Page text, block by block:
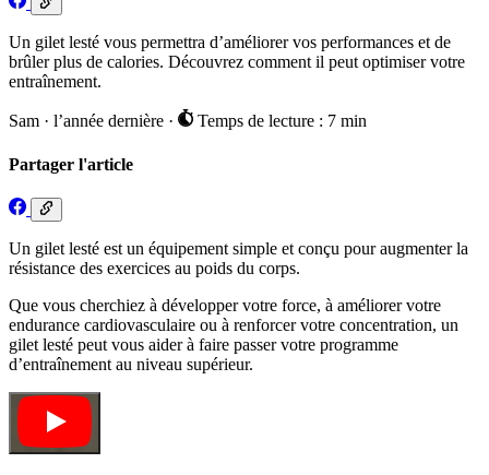
Un gilet lesté vous permettra d’améliorer vos performances et de
brûler plus de calories. Découvrez comment il peut optimiser votre
entraînement.
Sam · l’année dernière · Temps de lecture : 7 min
Partager l'article
Un gilet lesté est un équipement simple et conçu pour augmenter la
résistance des exercices au poids du corps.
Que vous cherchiez à développer votre force, à améliorer votre
endurance cardiovasculaire ou à renforcer votre concentration, un
gilet lesté peut vous aider à faire passer votre programme
d’entraînement au niveau supérieur.